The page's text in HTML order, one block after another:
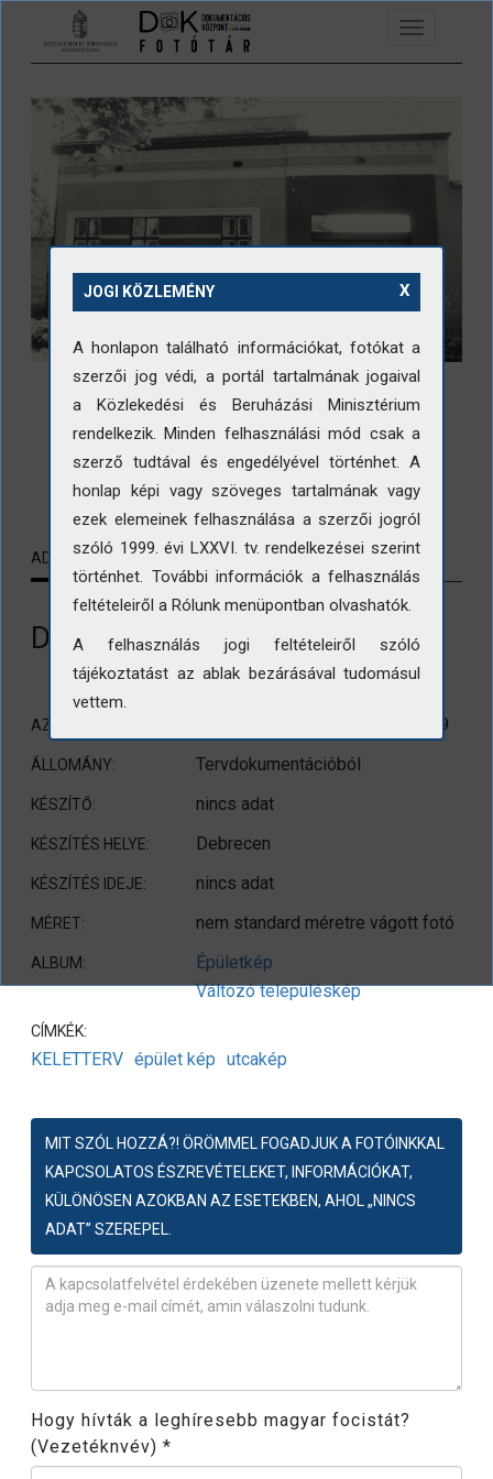
Ugrás a tartalomra
Toggle
navigation
LETÖLTÉS
ADATLAP KAPCSOLÓDÓ TARTALMAK
Debrecen. Gólya utca 13.
AZONOSÍTÓ: DOK/OÉMT/Keletterv/10480/99
ÁLLOMÁNY: Tervdokumentációból
KÉSZÍTŐ: nincs adat
KÉSZÍTÉS HELYE: Debrecen
KÉSZÍTÉS IDEJE: nincs adat
MÉRET: nem standard méretre vágott fotó
ALBUM:
Épületkép
Változó településkép
CÍMKÉK:
KELETTERV épület kép utcakép
MIT SZÓL HOZZÁ?! ÖRÖMMEL FOGADJUK A FOTÓINKKAL
KAPCSOLATOS ÉSZREVÉTELEKET, INFORMÁCIÓKAT,
KÜLÖNÖSEN AZOKBAN AZ ESETEKBEN, AHOL „NINCS
ADAT” SZEREPEL.
Hogy hívták a leghíresebb magyar focistát?
(Vezetéknvév) *
X
JOGI KÖZLEMÉNY
A honlapon található információkat, fotókat a
szerzői jog védi, a portál tartalmának jogaival
a Közlekedési és Beruházási Minisztérium
rendelkezik. Minden felhasználási mód csak a
szerző tudtával és engedélyével történhet. A
honlap képi vagy szöveges tartalmának vagy
ezek elemeinek felhasználása a szerzői jogról
szóló 1999. évi LXXVI. tv. rendelkezései szerint
történhet. További információk a felhasználás
feltételeiről a Rólunk menüpontban olvashatók.
A felhasználás jogi feltételeiről szóló
tájékoztatást az ablak bezárásával tudomásul
vettem.